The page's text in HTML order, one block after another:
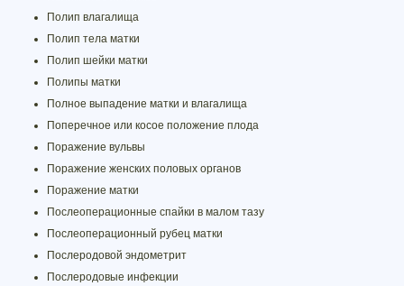
Полип влагалища
Полип тела матки
Полип шейки матки
Полипы матки
Полное выпадение матки и влагалища
Поперечное или косое положение плода
Поражение вульвы
Поражение женских половых органов
Поражение матки
Послеоперационные спайки в малом тазу
Послеоперационный рубец матки
Послеродовой эндометрит
Послеродовые инфекции